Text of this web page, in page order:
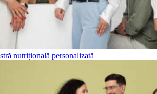
nutrițională personalizată